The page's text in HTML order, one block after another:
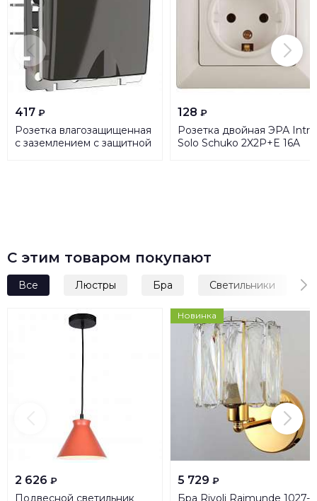
417 ₽
Розетка влагозащищенная
с заземлением с защитной
128 ₽
Розетка двойная ЭРА Intro
Solo Schuko 2X2P+E 16A
С этим товаром покупают
Все Люстры Бра Светильники
2 626 ₽
Подвесной светильник
Новинка
5 729 ₽
Бра Rivoli Raimunde 1027-